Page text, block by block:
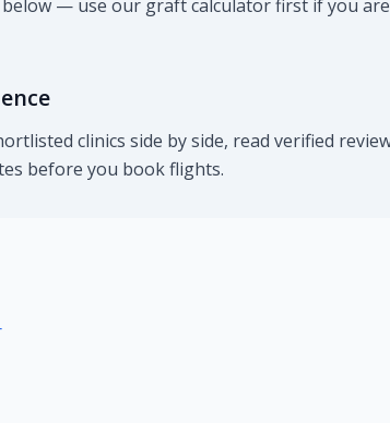
— use our graft calculator first if you
clinics side by side, read verified
before you book flights.